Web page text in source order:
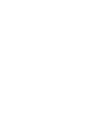
is compact en
voor renovaties.